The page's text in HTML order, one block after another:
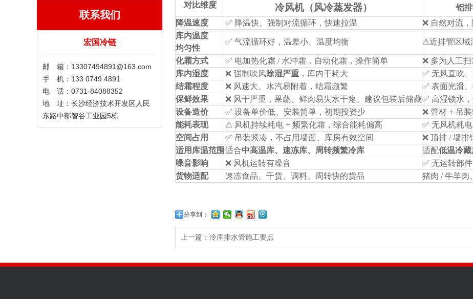
联系我们
宏国冷链
邮 箱：13307494891@163.com
手 机：133 0749 4891
电 话：0731-84088352
地 址：长沙经济技术开发区人民
东路中部智谷工业园5栋
对比维度 冷风机（风冷蒸发器） 铝
降温速度 ✅ 降温快、强制对流循环，快速拉温
❌ 自然对流
库内温度
均匀性
✅ 气流循环好，温差小、温度均衡 ⚠近排管区域
化霜方式 ✅ 电加热化霜 / 水冲霜，自动化霜，操作简单
❌ 多为人工
库内湿度
❌ 强制吹风除湿严重 ，库内干耗大 ✅ 无风直吹
结霜程度
❌ 风速大、水汽易附着，结霜频繁
✅ 表面光滑
保鲜效果
❌ 风干严重，果蔬、鲜肉易失水干瘪、建议包装后储藏✅ 高湿锁水
设备造价
✅ 设备单价低、安装简单，初期投资少
❌ 管材 + 吊
能耗表现
⚠ 风机持续耗电 + 频繁化霜，综合能耗偏高
✅ 无风机耗
空间占用
✅ 吊装紧凑，不占用墙面、库房有效空间
❌ 顶排 / 墙
适用库温范围 适合中高温库、速冻库、周转频繁冷库 适配低温冷
噪音影响
❌ 风机运转有噪音
✅ 无运转部
货物适配
速冻食品、干货、调料、周转快的货品 猪肉 / 牛羊肉
分享到：
上一篇：冷库排水管施工要点